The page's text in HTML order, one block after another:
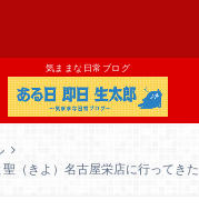
気ままな日常ブログ
（きよ）名古屋栄店に行ってきた